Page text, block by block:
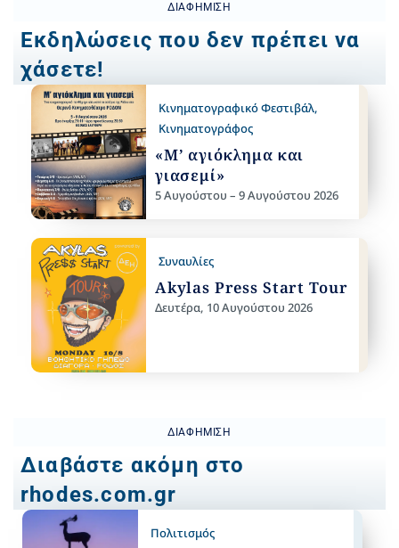
ΔΙΑΦΉΜΙΣΗ
Εκδηλώσεις που δεν πρέπει να
χάσετε!
Κινηματογραφικό Φεστιβάλ,
Κινηματογράφος
«Μ’ αγιόκλημα και
γιασεμί»
5 Αυγούστου – 9 Αυγούστου 2026
Συναυλίες
Akylas Press Start Tour
Δευτέρα, 10 Αυγούστου 2026
ΔΙΑΦΉΜΙΣΗ
Διαβάστε ακόμη στο
rhodes.com.gr
Πολιτισμός